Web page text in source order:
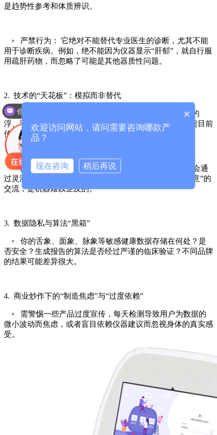
是趋势性参考和体质辨识。
◦ 严禁行为： 它绝对不能替代专业医生的诊断，尤其不能
用于诊断疾病。例如，绝不能因为仪器显示“肝郁”，就自行服
用疏肝药物，而忽略了可能是其他器质性问题。
2. 技术的“天花板”：模拟而非替代
◦ 脉诊的复杂性： 老中医的“三指切脉”体察的是脉象的
浮、沉、迟、数、滑、涩等几十种综合信息，其精妙远超目前
传感器能捕捉的几种波形参数。
◦ 问诊的深度： 机器的问卷是固定的，而优秀的中医会通
过灵活的追问，捕捉到关键但隐秘的信息。这种“神”与“意”的
交流，是机器难以企及的。
3. 数据隐私与算法“黑箱”
◦ 你的舌象、面象、脉象等敏感健康数据存储在何处？是
否安全？生成报告的算法是否经过严谨的临床验证？不同品牌
的结果可能差异很大。
4. 商业炒作下的“制造焦虑”与“过度依赖”
◦ 需警惕一些产品过度宣传，每天检测导致用户为数据的
微小波动而焦虑，或者盲目依赖仪器建议而忽视身体的真实感
受。
你们是怎么收费的呢？ ×
欢迎访问网站，请问需要咨询哪款产
品？
现在咨询 稍后再说